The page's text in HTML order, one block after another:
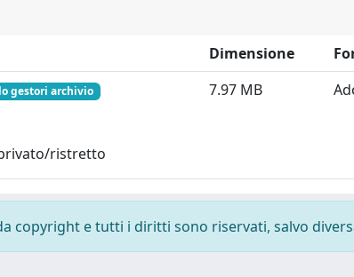
Dimensione
gestori archivio
privato/ristretto
7.97 MB
copyright e tutti i diritti sono riservati, salvo